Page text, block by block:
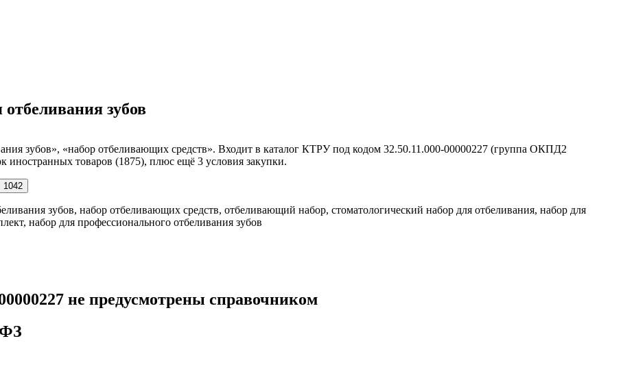
зубов
зубов», «набор отбеливающих средств». Входит в каталог КТРУ под кодом 32.50.11.000-00000227 (группа ОКПД2
иностранных товаров (1875), плюс ещё 3 условия закупки.
1042
зубов, набор отбеливающих средств, отбеливающий набор, стоматологический набор для отбеливания, набор для
набор для профессионального отбеливания зубов
не предусмотрены справочником